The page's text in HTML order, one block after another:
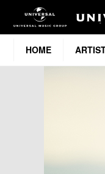
HOME